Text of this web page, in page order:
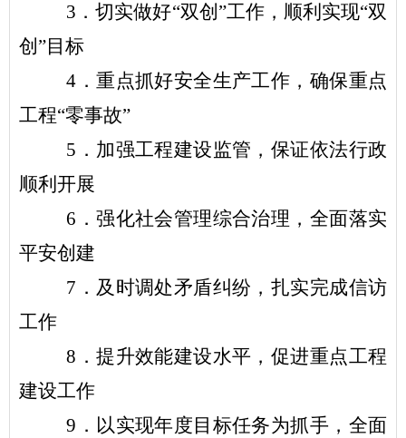
3 ．切实做好“双创”工作，顺利实现“双
创”目标
4 ．重点抓好安全生产工作，确保重点
工程“零事故”
5 ．加强工程建设监管，保证依法行政
顺利开展
6 ．强化社会管理综合治理，全面落实
平安创建
7 ．及时调处矛盾纠纷，扎实完成信访
工作
8 ．提升效能建设水平，促进重点工程
建设工作
9 ．以实现年度目标任务为抓手，全面